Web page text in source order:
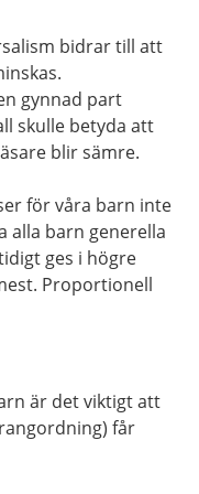
bidrar till att
gynnad part
skulle betyda att
blir sämre.
för våra barn inte
alla barn generella
ges i högre
Proportionell
är det viktigt att
får